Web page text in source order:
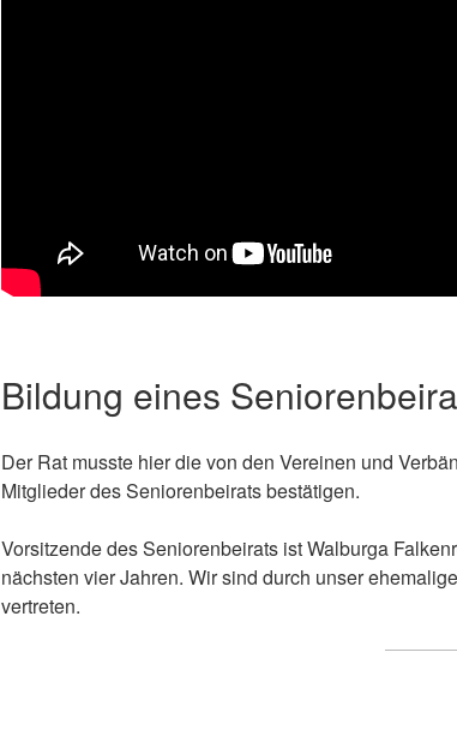
Bildung eines
Der Rat musste hier die von den Vereinen und
Mitglieder des Seniorenbeirats bestätigen.
Vorsitzende des Seniorenbeirats ist Walburga
nächsten vier Jahren. Wir sind durch unser
vertreten.